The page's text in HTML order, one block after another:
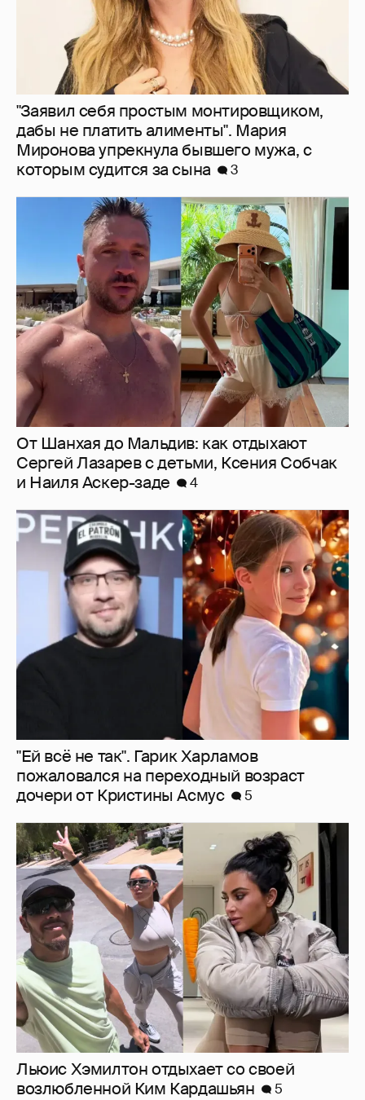
От Шанхая до Мальдив: как отдыхают
Сергей Лазарев с детьми, Ксения Собчак
и Наиля Аскер-заде
4
"Ей всё не так". Гарик Харламов
пожаловался на переходный возраст
дочери от Кристины Асмус
5
Льюис Хэмилтон отдыхает со своей
возлюбленной Ким Кардашьян
5